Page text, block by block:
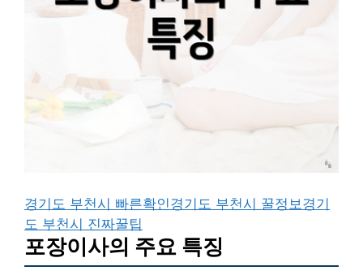
경기도 부천시 빠른확인경기도 부천시 꿀정보 경기
도 부천시 진짜꿀팁
포장이사의 주요 특징